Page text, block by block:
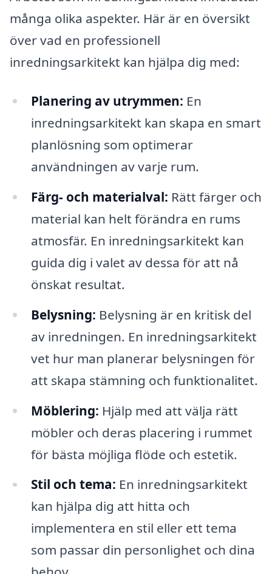
många olika aspekter. Här är en översikt
över vad en professionell
inredningsarkitekt kan hjälpa dig med:
Planering av utrymmen: En
inredningsarkitekt kan skapa en smart
planlösning som optimerar
användningen av varje rum.
Färg- och materialval: Rätt färger och
material kan helt förändra en rums
atmosfär. En inredningsarkitekt kan
guida dig i valet av dessa för att nå
önskat resultat.
Belysning: Belysning är en kritisk del
av inredningen. En inredningsarkitekt
vet hur man planerar belysningen för
att skapa stämning och funktionalitet.
Möblering: Hjälp med att välja rätt
möbler och deras placering i rummet
för bästa möjliga flöde och estetik.
Stil och tema: En inredningsarkitekt
kan hjälpa dig att hitta och
implementera en stil eller ett tema
som passar din personlighet och dina